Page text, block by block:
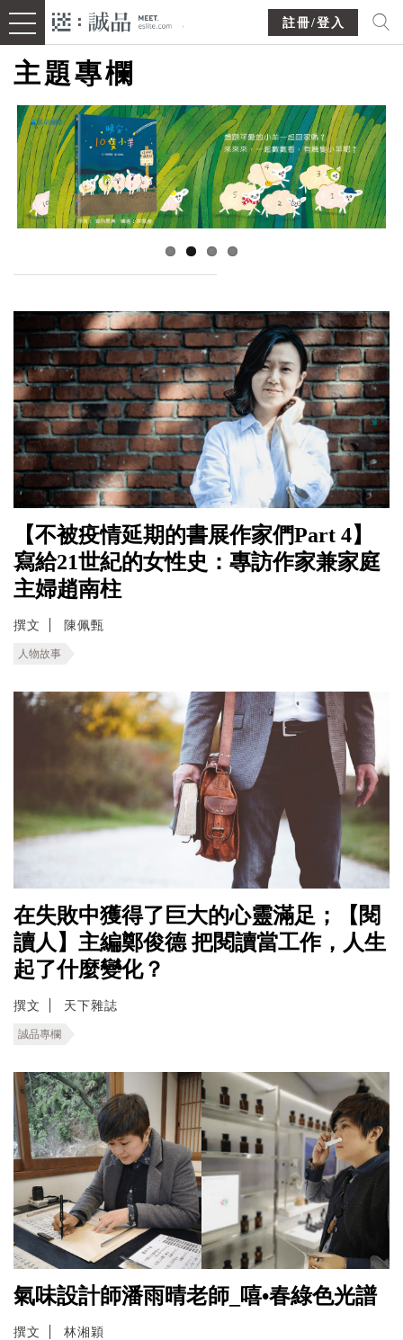
註冊/登入
主題專欄
【不被疫情延期的書展作家們Part 4】
寫給21世紀的女性史：專訪作家兼家庭
主婦趙南柱
撰文 陳佩甄
人物故事
在失敗中獲得了巨大的心靈滿足；【閱
讀人】主編鄭俊德 把閱讀當工作，人生
起了什麼變化？
撰文 天下雜誌
誠品專欄
氣味設計師潘雨晴老師_嘻•春綠色光譜
撰文 林湘穎